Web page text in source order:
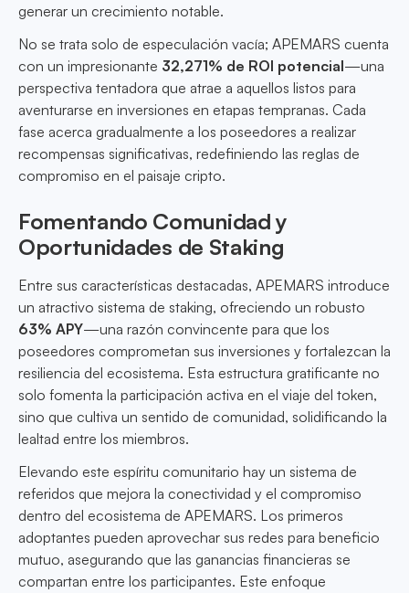
generar un crecimiento notable.
No se trata solo de especulación vacía; APEMARS cuenta
con un impresionante 32,271% de ROI potencial—una
perspectiva tentadora que atrae a aquellos listos para
aventurarse en inversiones en etapas tempranas. Cada
fase acerca gradualmente a los poseedores a realizar
recompensas significativas, redefiniendo las reglas de
compromiso en el paisaje cripto.
Fomentando Comunidad y
Oportunidades de Staking
Entre sus características destacadas, APEMARS introduce
un atractivo sistema de staking, ofreciendo un robusto
63% APY—una razón convincente para que los
poseedores comprometan sus inversiones y fortalezcan la
resiliencia del ecosistema. Esta estructura gratificante no
solo fomenta la participación activa en el viaje del token,
sino que cultiva un sentido de comunidad, solidificando la
lealtad entre los miembros.
Elevando este espíritu comunitario hay un sistema de
referidos que mejora la conectividad y el compromiso
dentro del ecosistema de APEMARS. Los primeros
adoptantes pueden aprovechar sus redes para beneficio
mutuo, asegurando que las ganancias financieras se
compartan entre los participantes. Este enfoque